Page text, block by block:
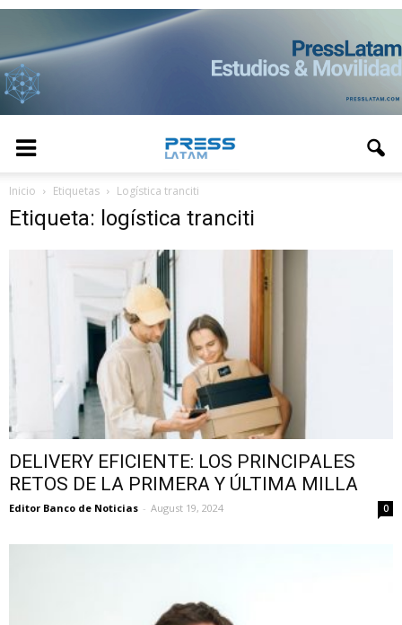
Inicio Etiquetas Logística tranciti
Etiqueta: logística tranciti
DELIVERY EFICIENTE: LOS PRINCIPALES
RETOS DE LA PRIMERA Y ÚLTIMA MILLA
Editor Banco de Noticias - August 19, 2024 0